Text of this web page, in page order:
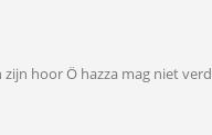
hoor Ö hazza mag niet